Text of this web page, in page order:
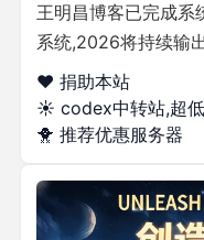
王明昌博客已完成
系统,2026将持续输
❤️ 捐助本站
☀️ codex中转站,超
🐥 推荐优惠服务器